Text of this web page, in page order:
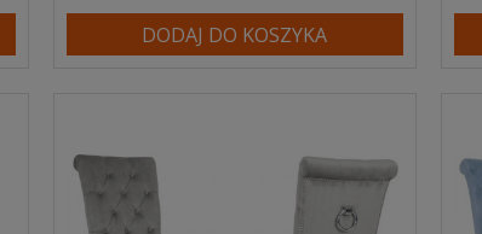
DODAJ DO KOSZYKA